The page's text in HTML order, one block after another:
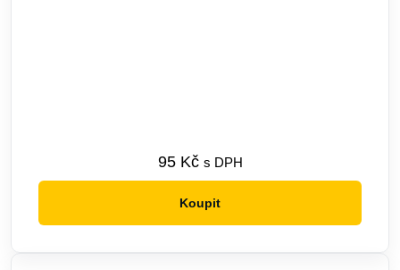
95 Kč s DPH
Koupit